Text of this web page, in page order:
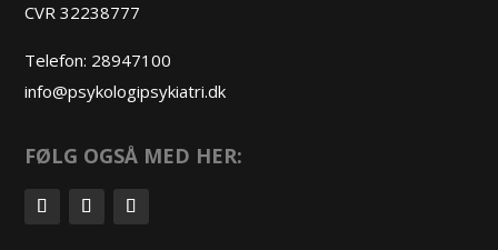
CVR 32238777
Telefon: 28947100
info@psykologipsykiatri.dk
FØLG OGSÅ MED HER: